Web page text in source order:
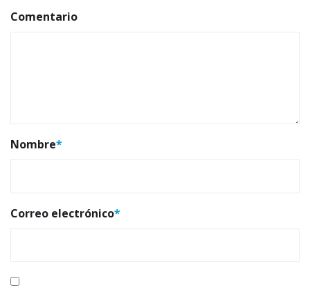
Comentario
Nombre*
Correo electrónico*